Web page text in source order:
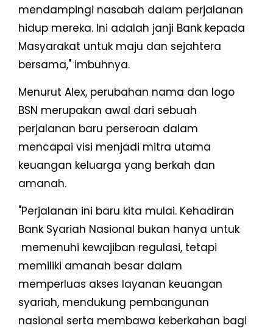
mendampingi nasabah dalam perjalanan
hidup mereka. Ini adalah janji Bank kepada
Masyarakat untuk maju dan sejahtera
bersama," imbuhnya.
Menurut Alex, perubahan nama dan logo
BSN merupakan awal dari sebuah
perjalanan baru perseroan dalam
mencapai visi menjadi mitra utama
keuangan keluarga yang berkah dan
amanah.
"Perjalanan ini baru kita mulai. Kehadiran
Bank Syariah Nasional bukan hanya untuk
memenuhi kewajiban regulasi, tetapi
memiliki amanah besar dalam
memperluas akses layanan keuangan
syariah, mendukung pembangunan
nasional serta membawa keberkahan bagi